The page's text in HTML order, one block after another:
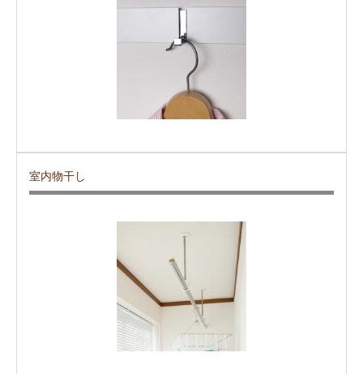
室内物干し